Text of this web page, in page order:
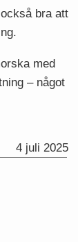
bra att
med
– något
4 juli 2025